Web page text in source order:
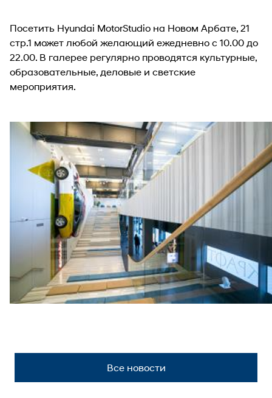
Посетить Hyundai MotorStudio на Новом Арбате, 21
стр.1 может любой желающий ежедневно с 10.00 до
22.00. В галерее регулярно проводятся культурные,
образовательные, деловые и светские
мероприятия.
Все новости